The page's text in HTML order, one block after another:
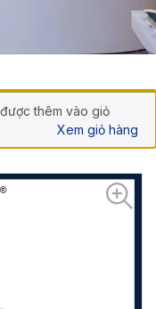
được thêm vào giỏ
Xem giỏ hàng